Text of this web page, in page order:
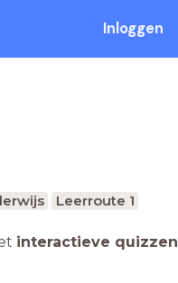
Inloggen
Leerroute 1
interactieve quizzen